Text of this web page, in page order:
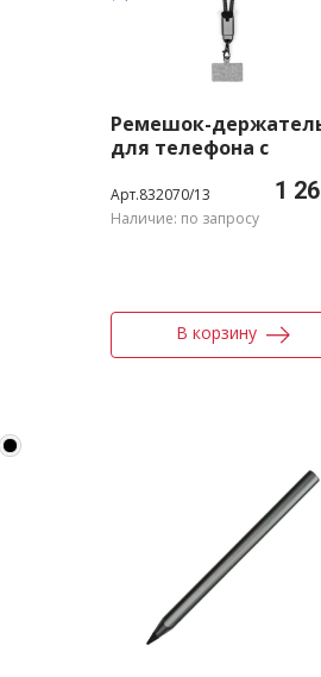
Ремешок-
для телефона с
C - USB-C «Lany
Wristband Charge
Арт.832070/13 1
Наличие: по запросу
В корзину